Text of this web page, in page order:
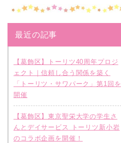
最近の記事
【葛飾区】トーリツ40周年プロジ
ェクト｜信頼し合う関係を築く
「トーリツ・サワパーク」第1回を
開催
【葛飾区】東京聖栄大学の学生さ
んとデイサービス トーリツ新小岩
のコラボ企画を開催！